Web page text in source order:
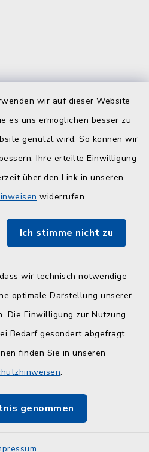
wir auf dieser Website
es uns ermöglichen besser zu
genutzt wird. So können wir
Ihre erteilte Einwilligung
über den Link in unseren
widerrufen.
Ich stimme nicht zu
wir technisch notwendige
optimale Darstellung unserer
Die Einwilligung zur Nutzung
Bedarf gesondert abgefragt.
finden Sie in unseren
.
genommen
Holstein
MapOne